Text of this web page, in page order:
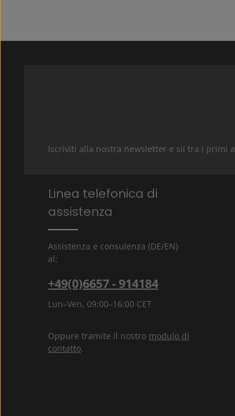
Iscriviti alla nostra newsletter e sii tra i primi
Linea telefonica di
assistenza
Assistenza e consulenza (DE/EN)
al:
+49(0)6657 - 914184
Lun–Ven, 09:00–16:00 CET
Oppure tramite il nostro modulo di
contatto.